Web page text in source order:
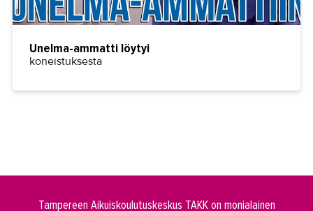
Unelma-ammatti löytyi
koneistuksesta
Tampereen Aikuiskoulutuskeskus TAKK on monialainen